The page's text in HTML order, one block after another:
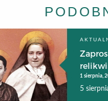
1 sierpnia,
5